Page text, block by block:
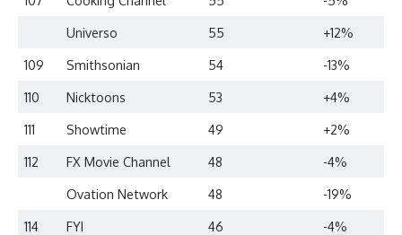
Universo
55
+12%
109
Smithsonian 54
-13%
110
Nicktoons 53
+4%
111
Showtime 49
+2%
112
FX Movie Channel 48
-4%
Ovation Network
48
-19%
114
FYI 46
-4%